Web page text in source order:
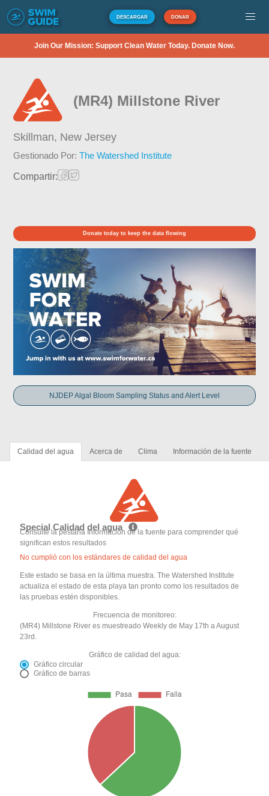
DESCARGAR DONAR
Join Our Mission: Support Clean Water Today. Donate Now.
(MR4) Millstone River
Skillman, New Jersey
Gestionado Por:The Watershed Institute
Compartir:
Donate today to keep the data flowing
NJDEP Algal Bloom Sampling Status and Alert Level
Calidad del agua Acerca de Clima Información de la fuente
Special Calidad del agua
Consulte la pestaña Información de la fuente para comprender qué
significan estos resultados
No cumplió con los estándares de calidad del agua
Este estado se basa en la última muestra. The Watershed Institute
actualiza el estado de esta playa tan pronto como los resultados de
las pruebas estén disponibles.
Frecuencia de monitoreo:
(MR4) Millstone River es muestreado Weekly de May 17th a August
23rd.
Gráfico de calidad del agua:
Gráfico circular
Gráfico de barras